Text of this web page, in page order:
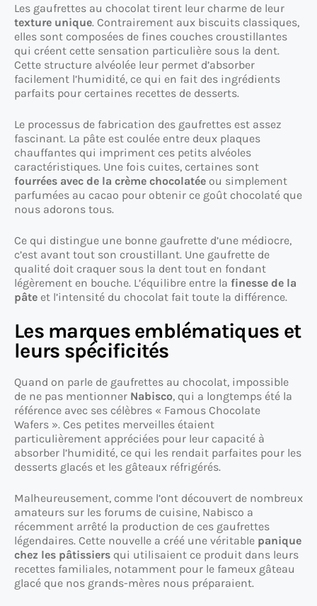
Les gaufrettes au chocolat tirent leur charme de leur
texture unique. Contrairement aux biscuits classiques,
elles sont composées de fines couches croustillantes
qui créent cette sensation particulière sous la dent.
Cette structure alvéolée leur permet d’absorber
facilement l’humidité, ce qui en fait des ingrédients
parfaits pour certaines recettes de desserts.
Le processus de fabrication des gaufrettes est assez
fascinant. La pâte est coulée entre deux plaques
chauffantes qui impriment ces petits alvéoles
caractéristiques. Une fois cuites, certaines sont
fourrées avec de la crème chocolatée ou simplement
parfumées au cacao pour obtenir ce goût chocolaté que
nous adorons tous.
Ce qui distingue une bonne gaufrette d’une médiocre,
c’est avant tout son croustillant. Une gaufrette de
qualité doit craquer sous la dent tout en fondant
légèrement en bouche. L’équilibre entre la finesse de la
pâte et l’intensité du chocolat fait toute la différence.
Les marques emblématiques et
leurs spécificités
Quand on parle de gaufrettes au chocolat, impossible
de ne pas mentionner Nabisco, qui a longtemps été la
référence avec ses célèbres « Famous Chocolate
Wafers ». Ces petites merveilles étaient
particulièrement appréciées pour leur capacité à
absorber l’humidité, ce qui les rendait parfaites pour les
desserts glacés et les gâteaux réfrigérés.
Malheureusement, comme l’ont découvert de nombreux
amateurs sur les forums de cuisine, Nabisco a
récemment arrêté la production de ces gaufrettes
légendaires. Cette nouvelle a créé une véritable panique
chez les pâtissiers qui utilisaient ce produit dans leurs
recettes familiales, notamment pour le fameux gâteau
glacé que nos grands-mères nous préparaient.